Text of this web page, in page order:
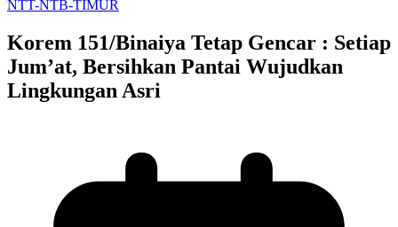
NTT-NTB-TIMUR
Korem 151/Binaiya Tetap Gencar : Setiap
Jum’at, Bersihkan Pantai Wujudkan
Lingkungan Asri